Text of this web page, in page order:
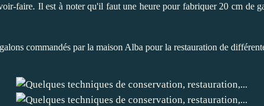
faire. Il est à noter qu'il faut une heure pour fabriquer 20 cm de
commandés par la maison Alba pour la restauration de